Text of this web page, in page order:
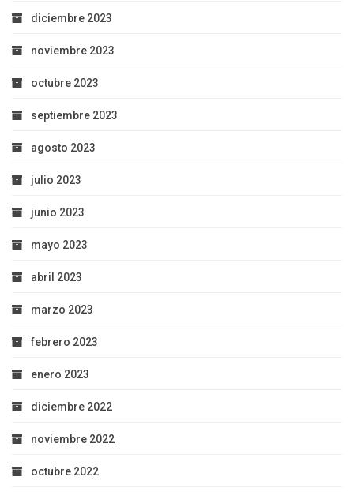
diciembre 2023
noviembre 2023
octubre 2023
septiembre 2023
agosto 2023
julio 2023
junio 2023
mayo 2023
abril 2023
marzo 2023
febrero 2023
enero 2023
diciembre 2022
noviembre 2022
octubre 2022